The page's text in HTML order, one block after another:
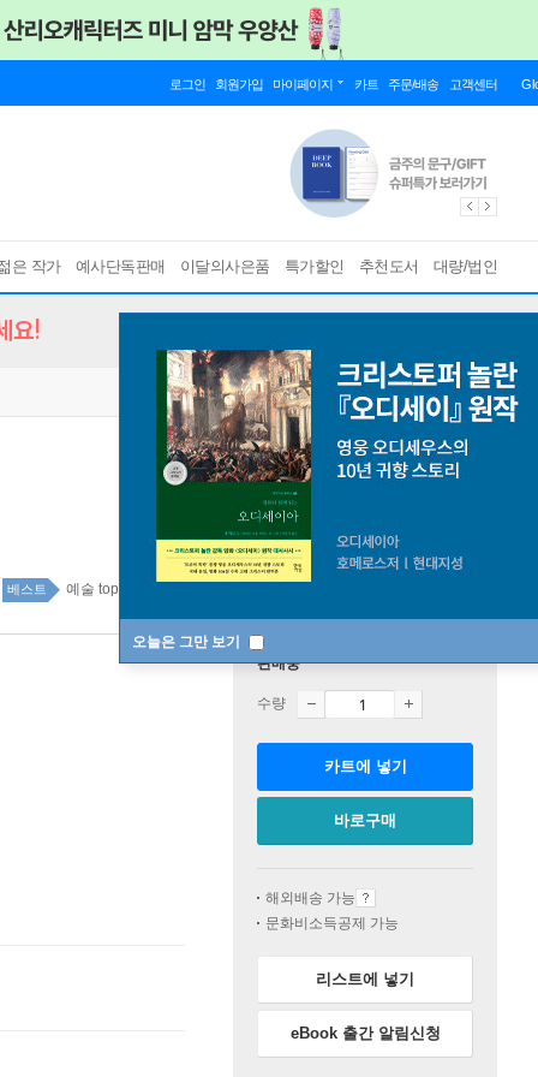
로그인 회원가입 마이페이지 카트 주문/배송 고객센터
은 작가 예사단독판매 이달의사은품 특가할인 추천도서 대량/법인
오늘은 그만 보기
요!
베스트 예술 top100 1주
판매중
수량
카트에 넣기
바로구매
해외배송 가능
문화비소득공제 가능
리스트에 넣기
eBook 출간 알림신청